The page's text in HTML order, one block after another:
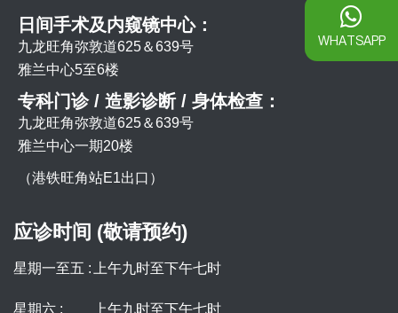
日间手术及内窥镜中心：
九龙旺角弥敦道625＆639号
雅兰中心5至6楼
专科门诊 / 造影诊断 / 身体检查：
九龙旺角弥敦道625＆639号
雅兰中心一期20楼
（港铁旺角站E1出口）
应诊时间 (敬请预约)
星期一至五 : 上午九时至下午七时
星期六 : 上午九时至下午七时
WHATSAPP